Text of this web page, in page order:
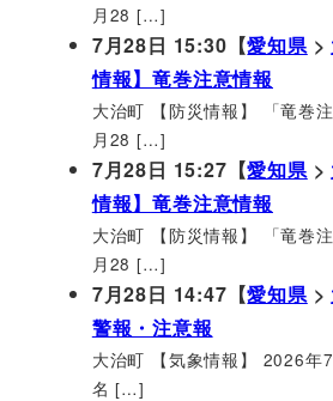
月28 […]
7月28日 15:30【愛知県>
情報】竜巻注意情報
大治町 【防災情報】 「竜巻
月28 […]
7月28日 15:27【愛知県>
情報】竜巻注意情報
大治町 【防災情報】 「竜巻
月28 […]
7月28日 14:47【愛知県>
警報・注意報
大治町 【気象情報】 2026年
名 […]